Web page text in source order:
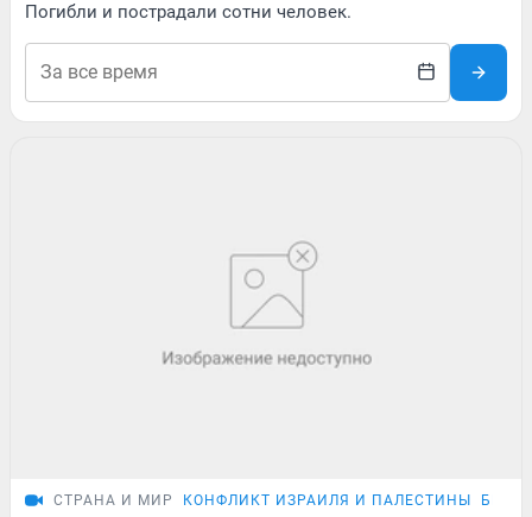
Погибли и пострадали сотни человек.
СТРАНА И МИР КОНФЛИКТ ИЗРАИЛЯ И ПАЛЕСТИНЫ